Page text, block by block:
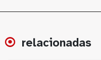
relacionadas